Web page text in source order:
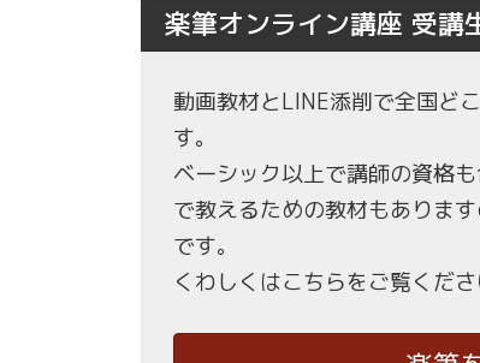
楽筆オンライン講座 受講
動画教材とLINE添削で全国ど
す。
ベーシック以上で講師の資格
で教えるための教材もありま
です。
くわしくはこちらをご覧くださ